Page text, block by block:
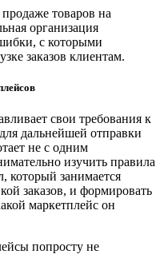
товаров на
организация
с которыми
заказов клиентам.
свои требования к
дальнейшей отправки
не с одним
изучить правила
который занимается
заказов, и формировать
маркетплейс он
попросту не